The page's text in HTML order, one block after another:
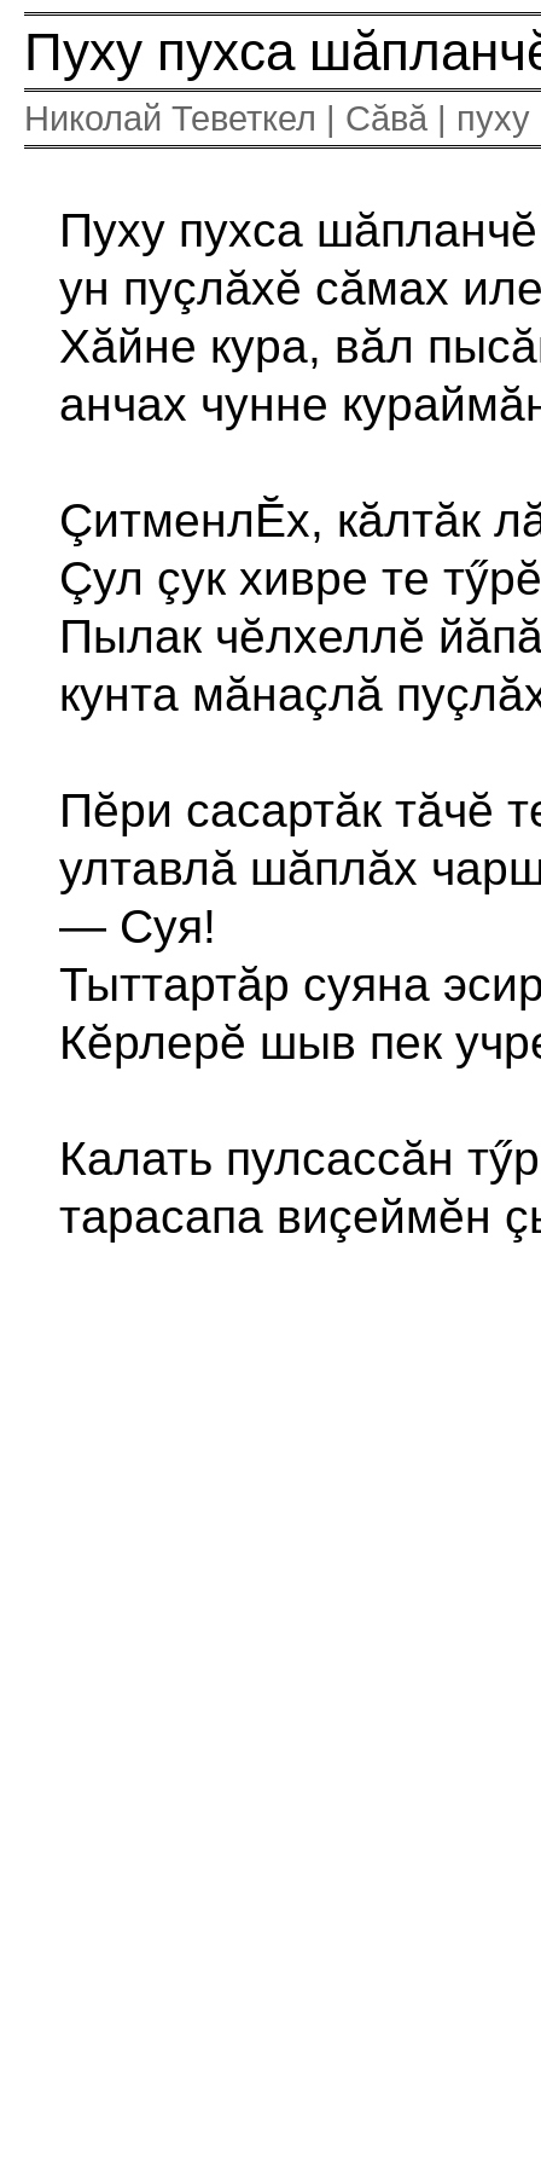
Пуху пухса
Николай Теветкел | Сăвă | пуху
Пуху пухса
ун пуçлăхĕ сăмах
Хăйне кура, вăл
анчах чунне
ÇитменлĔх, кăлтăк
Çул çук хивре те
Пылак чĕлхеллĕ
кунта мăнаçлă
Пĕри сасартăк тăчĕ
ултавлă шăплăх
— Суя!
Тыттартăр суяна
Кĕрлерĕ шыв пек
Калать пулсассăн
тарасапа виçеймĕн